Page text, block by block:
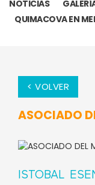
NOTICIAS
QUIMACOVA EN
< VOLVER
ASOCIADO
ISTOBAL